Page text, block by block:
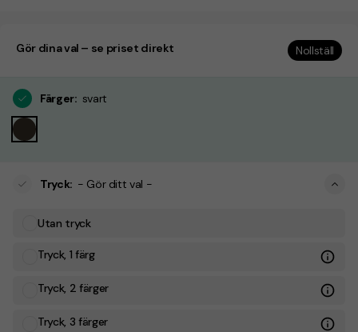
Gör dina val – se priset direkt Nollställ
Färger: svart
Tryck: - Gör ditt val -
Utan tryck
Tryck, 1 färg
Tryck, 2 färger
Tryck, 3 färger